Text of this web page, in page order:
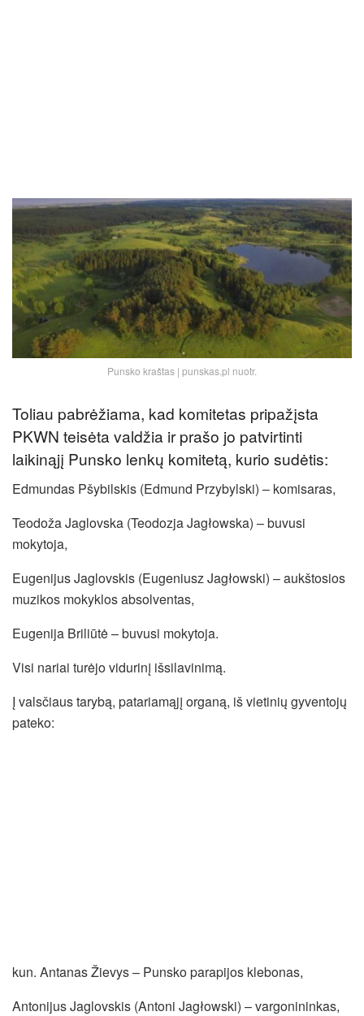
Punsko kraštas | punskas.pl nuotr.
Toliau pabrėžiama, kad komitetas pripažįsta
PKWN teisėta valdžia ir prašo jo patvirtinti
laikinąjį Punsko lenkų komitetą, kurio sudėtis:
Edmundas Pšybilskis (Edmund Przybylski) – komisaras,
Teodoža Jaglovska (Teodozja Jagłowska) – buvusi
mokytoja,
Eugenijus Jaglovskis (Eugeniusz Jagłowski) – aukštosios
muzikos mokyklos absolventas,
Eugenija Briliūtė – buvusi mokytoja.
Visi nariai turėjo vidurinį išsilavinimą.
Į valsčiaus tarybą, patariamąjį organą, iš vietinių gyventojų
pateko:
kun. Antanas Žievys – Punsko parapijos klebonas,
Antonijus Jaglovskis (Antoni Jagłowski) – vargonininkas,